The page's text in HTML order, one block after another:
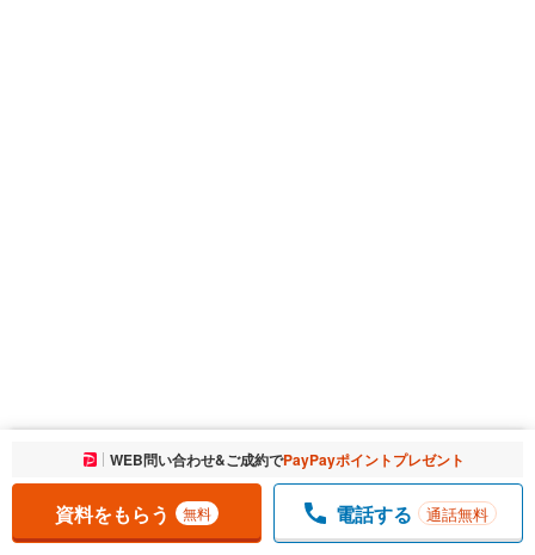
お気に入りに追加しました。 一覧を開く
WEB問い合わせ&ご成約でPayPayポイントプレゼント
資料をもらう 無料 電話する 通話無料